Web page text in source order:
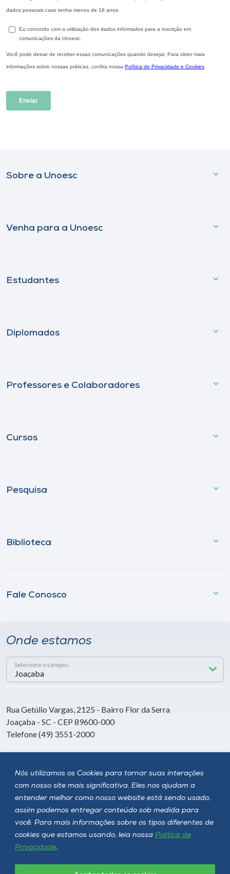
Nós utilizamos os Cookies para tornar suas interações
com nosso site mais significativa. Eles nos ajudam a
entender melhor como nosso website está sendo usado,
assim podemos entregar conteúdo sob medida para
você. Para mais informações sobre os tipos diferentes de
cookies que estamos usando, leia nossa Política de
Privacidade.
Sobre a Unoesc
Venha para a Unoesc
Estudantes
Diplomados
Professores e Colaboradores
Cursos
Pesquisa
Biblioteca
Fale Conosco
Onde estamos
Selecione o campus
Rua Getúlio Vargas, 2125 - Bairro Flor da Serra
Joaçaba - SC - CEP 89600-000
Telefone (49) 3551-2000
Siga a Unoesc